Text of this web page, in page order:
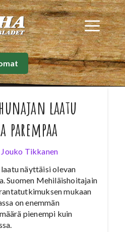
laatu
Jouko Tikkanen
laatu näyttäisi olevan
Suomen Mehiläishoitajain
mukaan
on enemmän
pienempi kuin